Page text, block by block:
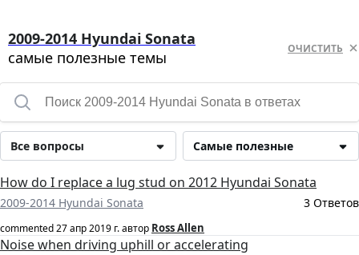
2009-2014 Hyundai Sonata
самые полезные темы
ОЧИСТИТЬ
Самые полезные
Все вопросы
How do I replace a lug stud on 2012 Hyundai Sonata
2009-2014 Hyundai Sonata 3 Ответов
commented27 апр 2019 г.автор Ross Allen
Noise when driving uphill or accelerating